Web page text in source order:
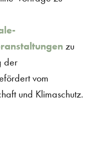
zu
der
vom
und Klimaschutz.